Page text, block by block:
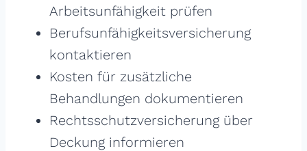
Arbeitsunfähigkeit prüfen
Berufsunfähigkeitsversicherung
kontaktieren
Kosten für zusätzliche
Behandlungen dokumentieren
Rechtsschutzversicherung über
Deckung informieren